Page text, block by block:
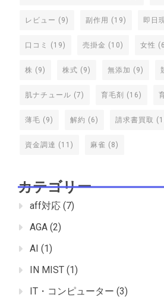
レビュー (9) 副作用 (19) 即日
口コミ (19) 売掛金 (10) 女性
株 (9) 株式 (9) 無添加 (9)
肌ナチュール (7) 育毛剤 (16)
薄毛 (9) 解約 (6) 請求書買取
資金調達 (11) 麻雀 (8)
カテゴリー
aff対応 (7)
AGA (2)
AI (1)
IN MIST (1)
IT・コンピューター (3)